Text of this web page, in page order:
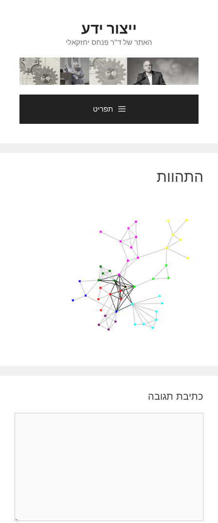
ייצור ידע
האתר של ד"ר פנחס יחזקאלי
תפריט
התהוות
כתיבת תגובה